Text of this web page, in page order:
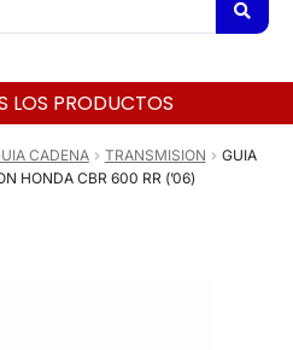
LOS PRODUCTOS
CADENA TRANSMISION
GUIA
HONDA CBR 600 RR (’06)